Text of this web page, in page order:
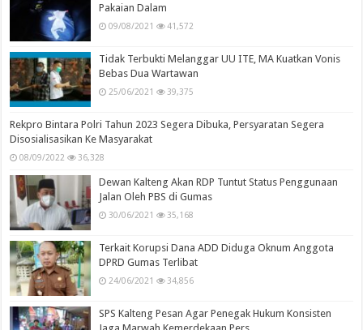
Pakaian Dalam
09/08/2021 41,572
Tidak Terbukti Melanggar UU ITE, MA Kuatkan Vonis
Bebas Dua Wartawan
25/06/2021 39,375
Rekpro Bintara Polri Tahun 2023 Segera Dibuka, Persyaratan Segera
Disosialisasikan Ke Masyarakat
08/09/2022 36,328
Dewan Kalteng Akan RDP Tuntut Status Penggunaan
Jalan Oleh PBS di Gumas
30/06/2021 35,168
Terkait Korupsi Dana ADD Diduga Oknum Anggota
DPRD Gumas Terlibat
24/06/2021 34,856
SPS Kalteng Pesan Agar Penegak Hukum Konsisten